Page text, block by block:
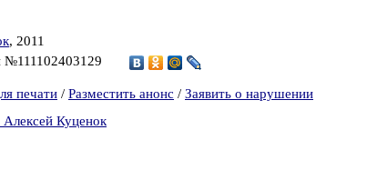
, 2011
№111102403129
печати / Разместить анонс / Заявить о нарушении
Алексей Куценок